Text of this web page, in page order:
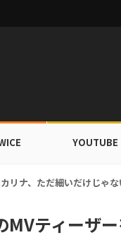
YOUTUBE
モモ、家族にワールドツア
MVティーザ